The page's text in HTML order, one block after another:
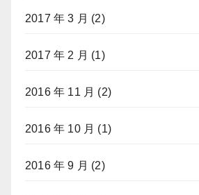
2017 年 3 月 (2)
2017 年 2 月 (1)
2016 年 11 月 (2)
2016 年 10 月 (1)
2016 年 9 月 (2)